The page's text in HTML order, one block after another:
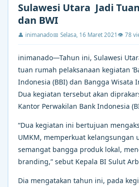
Sulawesi Utara Jadi
dan BWI
👤 inimanado📅 Selasa, 16 Maret 2021 👁 78
inimanado—Tahun ini, Sulawesi
tuan rumah pelaksanaan kegiatan
Indonesia (BBI) dan Bangga Wisata
Dua kegiatan tersebut akan
Kantor Perwakilan Bank Indonesia
“Dua kegiatan ini bertujuan
UMKM, memperkuat kelangsungan
semangat bangga produk lokal,
branding,” sebut Kepala BI Sulut
Dia mengatakan tahun ini, pada